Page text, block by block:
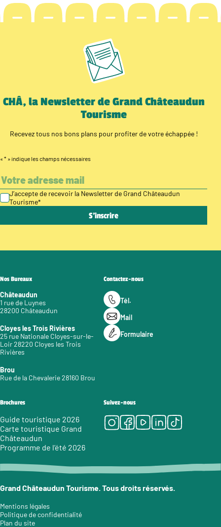
CHÂ, la Newsletter de Grand Châteaudun
Tourisme
Recevez tous nos bons plans pour profiter de votre échappée !
« * » indique les champs nécessaires
J’accepte de recevoir la Newsletter de Grand Châteaudun
Tourisme*
Nos Bureaux
Châteaudun
1 rue de Luynes
28200 Châteaudun
Cloyes les Trois Rivières
25 rue Nationale Cloyes-sur-le-
Loir 28220 Cloyes les Trois
Rivières
Brou
Rue de la Chevalerie 28160 Brou
Contactez-nous
Tél.
Mail
Formulaire
Brochures
Guide touristique 2026
Carte touristique Grand
Châteaudun
Programme de l’été 2026
Suivez-nous
Instagram
Facebook
Youtube
LinkedIn
Tiktok
Grand Châteaudun Tourisme. Tous droits réservés.
Mentions légales
Politique de confidentialité
Plan du site